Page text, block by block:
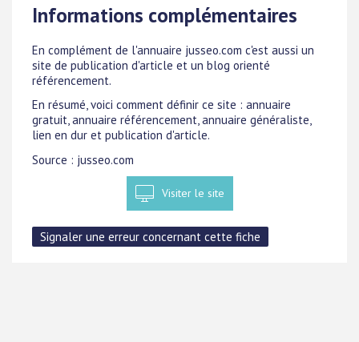
Informations complémentaires
En complément de l'annuaire jusseo.com c'est aussi un
site de publication d'article et un blog orienté
référencement.
En résumé, voici comment définir ce site : annuaire
gratuit, annuaire référencement, annuaire généraliste,
lien en dur et publication d'article.
Source : jusseo.com
Visiter le site